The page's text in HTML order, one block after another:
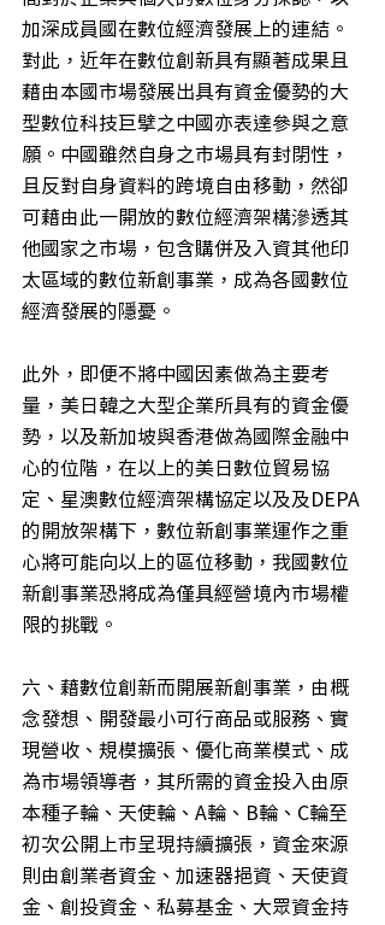
加深成員國在數位經濟發展上的連結。
對此，近年在數位創新具有顯著成果且
藉由本國市場發展出具有資金優勢的大
型數位科技巨擘之中國亦表達參與之意
願。中國雖然自身之市場具有封閉性，
且反對自身資料的跨境自由移動，然卻
可藉由此一開放的數位經濟架構滲透其
他國家之市場，包含購併及入資其他印
太區域的數位新創事業，成為各國數位
經濟發展的隱憂。
此外，即便不將中國因素做為主要考
量，美日韓之大型企業所具有的資金優
勢，以及新加坡與香港做為國際金融中
心的位階，在以上的美日數位貿易協
定、星澳數位經濟架構協定以及及DEPA
的開放架構下，數位新創事業運作之重
心將可能向以上的區位移動，我國數位
新創事業恐將成為僅具經營境內市場權
限的挑戰。
六、藉數位創新而開展新創事業，由概
念發想、開發最小可行商品或服務、實
現營收、規模擴張、優化商業模式、成
為市場領導者，其所需的資金投入由原
本種子輪、天使輪、A輪、B輪、C輪至
初次公開上市呈現持續擴張，資金來源
則由創業者資金、加速器挹資、天使資
金、創投資金、私募基金、大眾資金持